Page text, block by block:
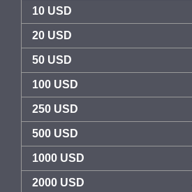
10 USD
20 USD
50 USD
100 USD
250 USD
500 USD
1000 USD
2000 USD